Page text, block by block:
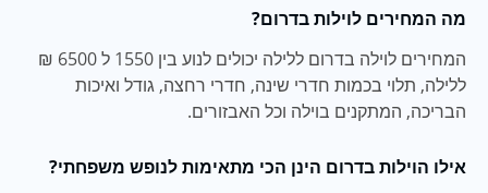
מה המחירים לוילות בדרום?
המחירים לוילה בדרום ללילה יכולים לנוע בין 1550 ל 6500 ₪
ללילה, תלוי בכמות חדרי שינה, חדרי רחצה, גודל ואיכות
הבריכה, המתקנים בוילה וכל האבזורים.
אילו הוילות בדרום הינן הכי מתאימות לנופש משפחתי?